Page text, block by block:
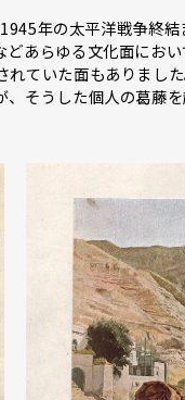
年の太平洋戦争終結
あらゆる文化面にお
ていた面もありまし
そうした個人の葛藤